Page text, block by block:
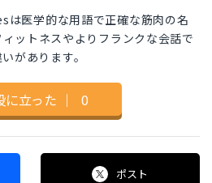
医学的な用語で正確な筋肉の名
ットネスやよりフランクな会話で
があります。
に立った ｜ 0
ポスト